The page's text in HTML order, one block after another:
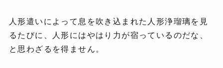
人形遣いによって息を吹き込まれた人形浄瑠璃を見
るたびに、人形にはやはり力が宿っているのだな、
と思わざるを得ません。